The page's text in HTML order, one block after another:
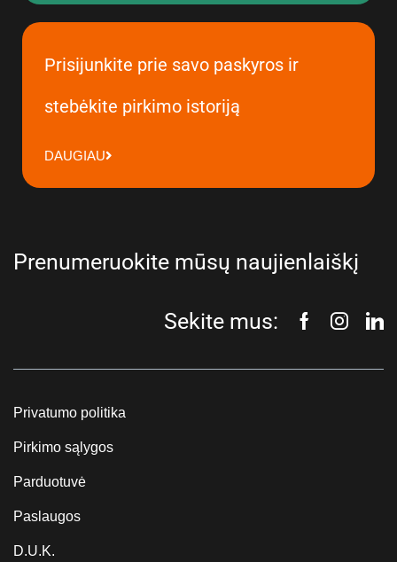
Prisijunkite prie savo paskyros ir
stebėkite pirkimo istoriją
DAUGIAU
Prenumeruokite mūsų naujienlaiškį
Sekite mus:
Privatumo politika
Pirkimo sąlygos
Parduotuvė
Paslaugos
D.U.K.